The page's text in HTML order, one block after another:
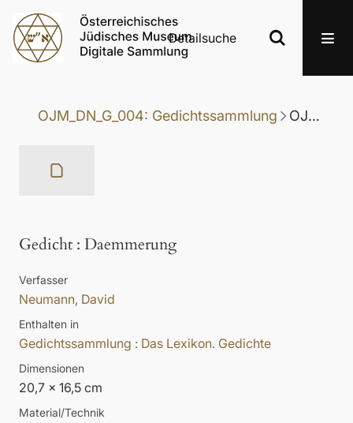
Detailsuche
OJM_DN_G_004: Gedichtssammlung OJM_DN_G_004-026: Gedicht
Gedicht : Daemmerung
Verfasser
Neumann, David
Enthalten in
Gedichtssammlung : Das Lexikon. Gedichte
Dimensionen
20,7 x 16,5 cm
Material/Technik